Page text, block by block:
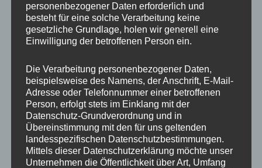
Lochkreis 5×112
Hinweis
Lochzahl
Mittellochbohrung 74,1 mm
Nabenbohrung 74.1
PCD 112 mm
Traglast 980
personenbezogener Daten erforderlich und
besteht für eine solche Verarbeitung keine
gesetzliche Grundlage, holen wir generell eine
Einwilligung der betroffenen Person ein.
Die Verarbeitung personenbezogener Daten,
beispielsweise des Namens, der Anschrift, E-Mail-
Adresse oder Telefonnummer einer betroffenen
Person, erfolgt stets im Einklang mit der
Datenschutz-Grundverordnung und in
Übereinstimmung mit den für uns geltenden
landesspezifischen Datenschutzbestimmungen.
Mittels dieser Datenschutzerklärung möchte unser
Unternehmen die Öffentlichkeit über Art, Umfang